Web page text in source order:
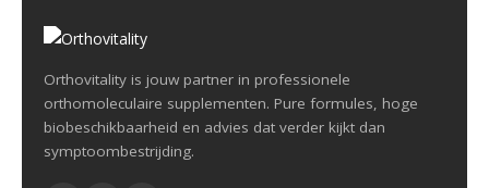
Orthovitality is jouw partner in professionele
orthomoleculaire supplementen. Pure formules, hoge
biobeschikbaarheid en advies dat verder kijkt dan
symptoombestrijding.